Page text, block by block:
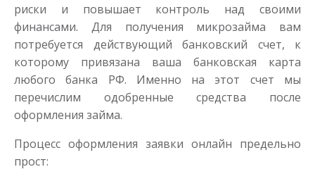
Сумма до50 000₽
Срок от 1до 21 дня
Получить
риски и повышает контроль над своими
финансами. Для получения микрозайма вам
потребуется действующий банковский счет, к
которому привязана ваша банковская карта
любого банка РФ. Именно на этот счет мы
перечислим одобренные средства после
оформления займа.
Процесс оформления заявки онлайн предельно
прост: